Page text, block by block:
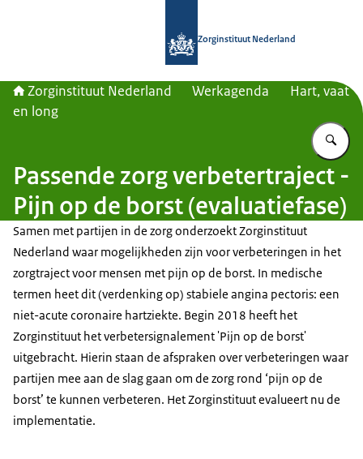
Zorginstituut Nederland
Zorginstituut Nederland Werkagenda
Hart, vaat
en long
Passende zorg verbetertraject -
Pijn op de borst (evaluatiefase)
Samen met partijen in de zorg onderzoekt Zorginstituut
Nederland waar mogelijkheden zijn voor verbeteringen in het
zorgtraject voor mensen met pijn op de borst. In medische
termen heet dit (verdenking op) stabiele angina pectoris: een
niet-acute coronaire hartziekte. Begin 2018 heeft het
Zorginstituut het verbetersignalement 'Pijn op de borst'
uitgebracht. Hierin staan de afspraken over verbeteringen waar
partijen mee aan de slag gaan om de zorg rond ‘pijn op de
borst’ te kunnen verbeteren. Het Zorginstituut evalueert nu de
implementatie.